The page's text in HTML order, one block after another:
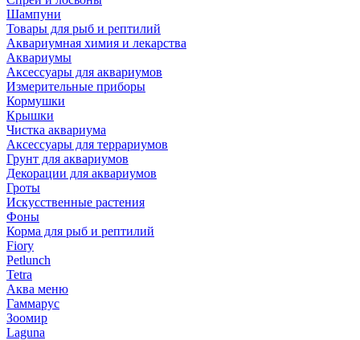
Шампуни
Товары для рыб и рептилий
Аквариумная химия и лекарства
Аквариумы
Аксессуары для аквариумов
Измерительные приборы
Кормушки
Крышки
Чистка аквариума
Аксессуары для террариумов
Грунт для аквариумов
Декорации для аквариумов
Гроты
Искусственные растения
Фоны
Корма для рыб и рептилий
Fiory
Petlunch
Tetra
Аква меню
Гаммарус
Зоомир
Laguna